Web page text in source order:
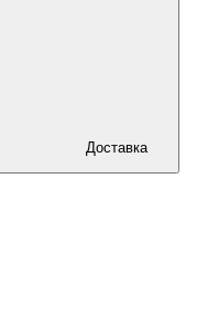
Доставка